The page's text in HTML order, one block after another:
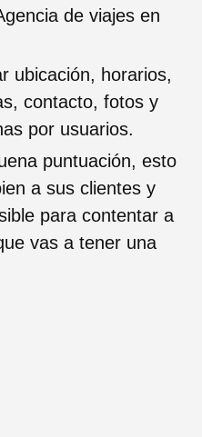
de viajes en
ubicación, horarios,
contacto, fotos y
por usuarios.
puntuación, esto
a sus clientes y
para contentar a
vas a tener una